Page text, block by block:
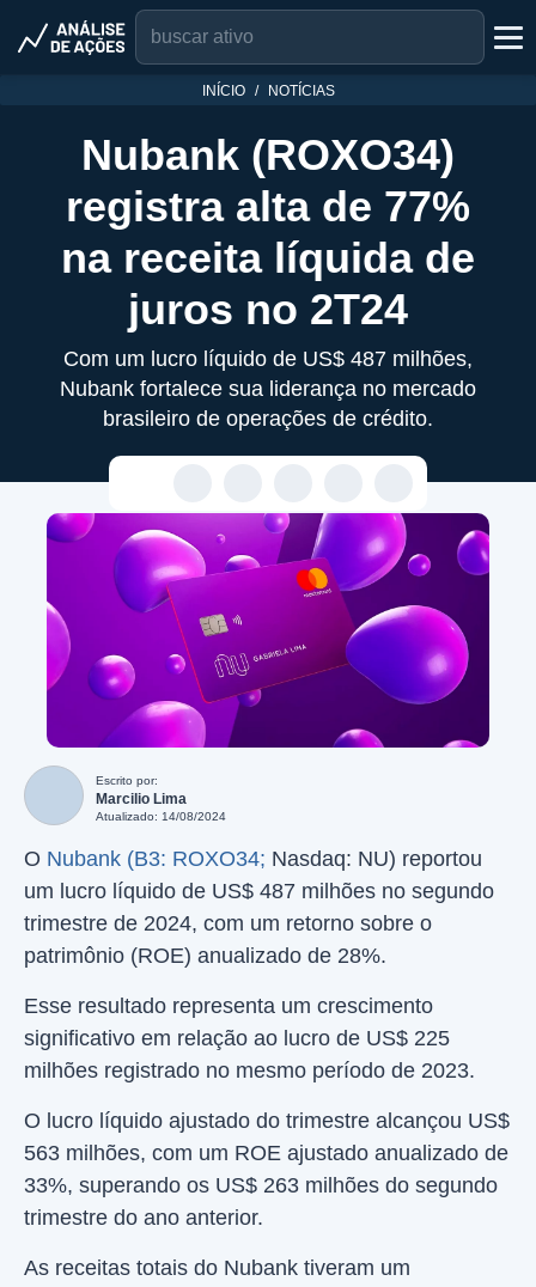
INÍCIO NOTÍCIAS
Nubank (ROXO34)
registra alta de 77%
na receita líquida de
juros no 2T24
Com um lucro líquido de US$ 487 milhões,
Nubank fortalece sua liderança no mercado
brasileiro de operações de crédito.
Escrito por:
Marcilio Lima
Atualizado: 14/08/2024
O Nubank (B3: ROXO34; Nasdaq: NU) reportou
um lucro líquido de US$ 487 milhões no segundo
trimestre de 2024, com um retorno sobre o
patrimônio (ROE) anualizado de 28%.
Esse resultado representa um crescimento
significativo em relação ao lucro de US$ 225
milhões registrado no mesmo período de 2023.
O lucro líquido ajustado do trimestre alcançou US$
563 milhões, com um ROE ajustado anualizado de
33%, superando os US$ 263 milhões do segundo
trimestre do ano anterior.
As receitas totais do Nubank tiveram um